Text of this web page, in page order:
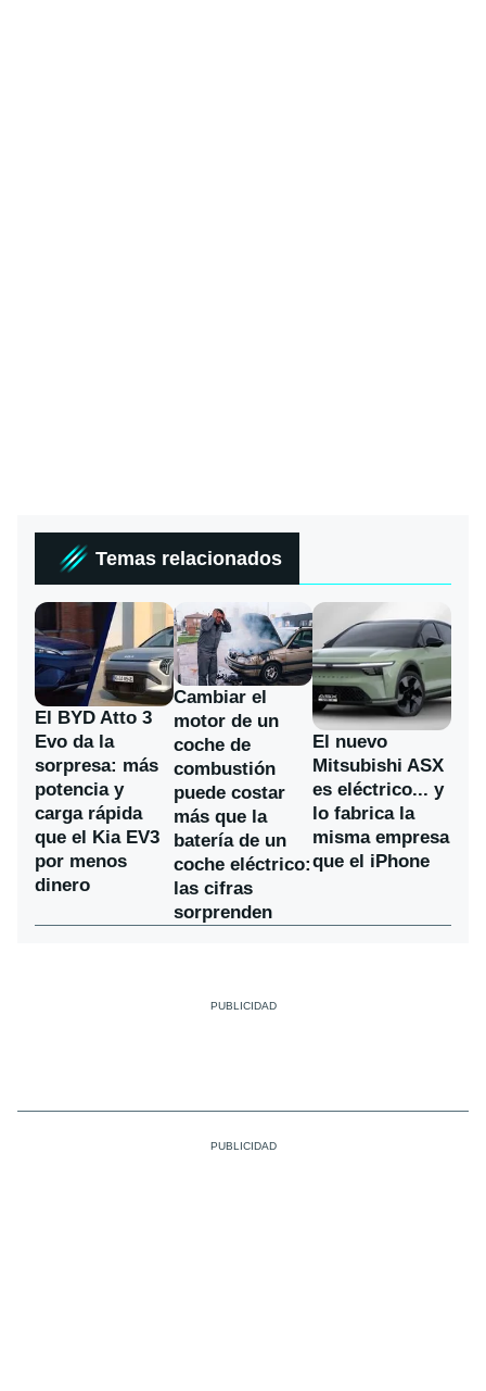
Temas relacionados
El BYD Atto 3
Evo da la
sorpresa: más
potencia y
carga rápida
que el Kia EV3
por menos
dinero
Cambiar el
motor de un
coche de
combustión
puede costar
más que la
batería de un
coche eléctrico:
las cifras
sorprenden
El nuevo
Mitsubishi ASX
es eléctrico... y
lo fabrica la
misma empresa
que el iPhone